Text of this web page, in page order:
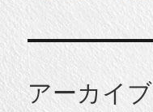
アーカイブ